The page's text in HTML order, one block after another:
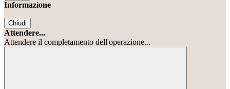
Informazione
Chiudi
Attendere...
Attendere il completamento dell'operazione...